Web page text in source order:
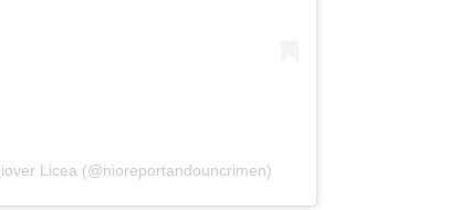
Licea (@nioreportandouncrimen)